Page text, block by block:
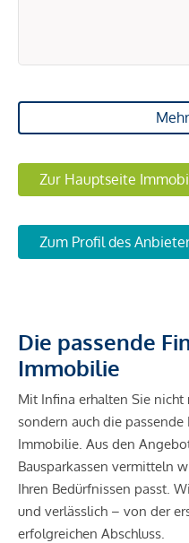
Zur Hauptseite
Zum Profil des
Die passende
Immobilie
Mit Infina erhalten Sie
sondern auch die
Immobilie. Aus den
Bausparkassen vermitteln
Ihren Bedürfnissen passt.
und verlässlich – von der
erfolgreichen Abschluss.